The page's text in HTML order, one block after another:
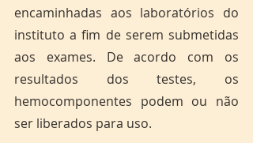
encaminhadas aos laboratórios do
instituto a fim de serem submetidas
aos exames. De acordo com os
resultados dos testes, os
hemocomponentes podem ou não
ser liberados para uso.